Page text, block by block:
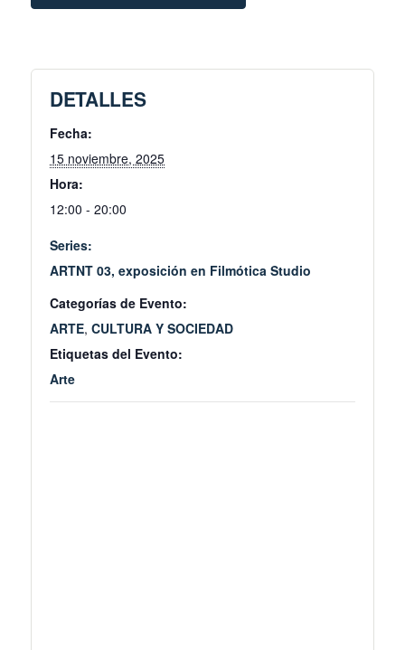
DETALLES
Fecha:
15 noviembre, 2025
Hora:
12:00 - 20:00
Series:
ARTNT 03, exposición en Filmótica Studio
Categorías de Evento:
ARTE, CULTURA Y SOCIEDAD
Etiquetas del Evento:
Arte